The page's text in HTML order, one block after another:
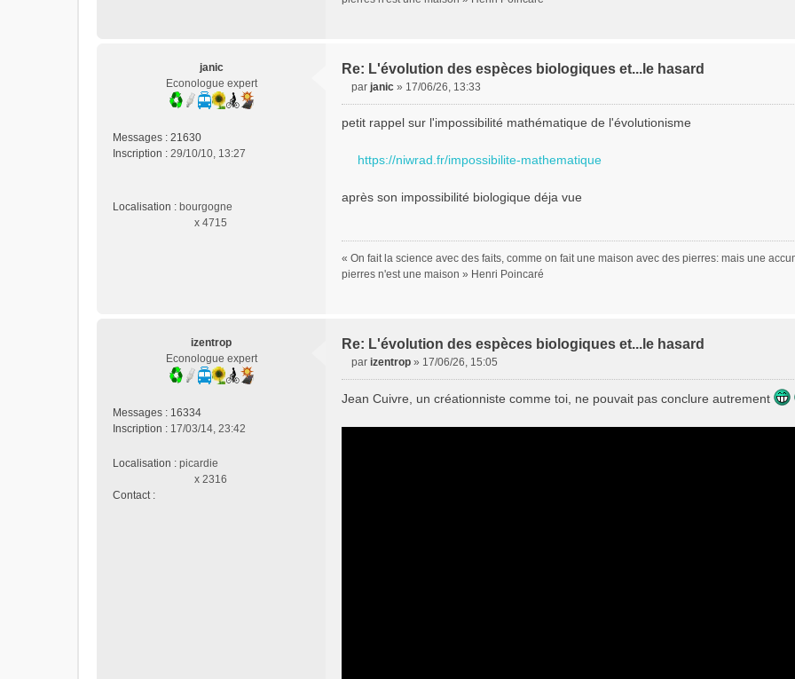
janic
Econologue expert
Messages : 21630
Inscription : 29/10/10, 13:27
Localisation : bourgogne
x 4715
Re: L'évolution des espèces biologiques et...le hasard
s
e
n
l
u
par janic » 17/06/26, 13:33
petit rappel sur l'impossibilité mathématique de l'évolutionisme
https://niwrad.fr/impossibilite-mathematique
après son impossibilité biologique déja vue
« On fait la science avec des faits, comme on fait une maison avec des pierres: mais une
pierres n'est une maison » Henri Poincaré
izentrop
Econologue expert
Messages : 16334
Inscription : 17/03/14, 23:42
Localisation : picardie
x 2316
Contact :
Re: L'évolution des espèces biologiques et...le hasard
s
par izentrop » 17/06/26, 15:05
Jean Cuivre, un créationniste comme toi, ne pouvait pas conclure autrement